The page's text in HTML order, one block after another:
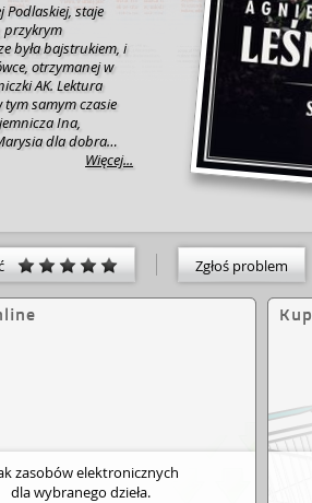
Podlaskiej, staje
przykrym
była bajstrukiem, i
otrzymanej w
AK. Lektura
samym czasie
Ina,
dla dobra
ojcem? Czy ocali
których relacje w
na próbę [opis
Więcej...
Zgłoś problem
zasobów elektronicznych
dla wybranego dzieła.
Kup